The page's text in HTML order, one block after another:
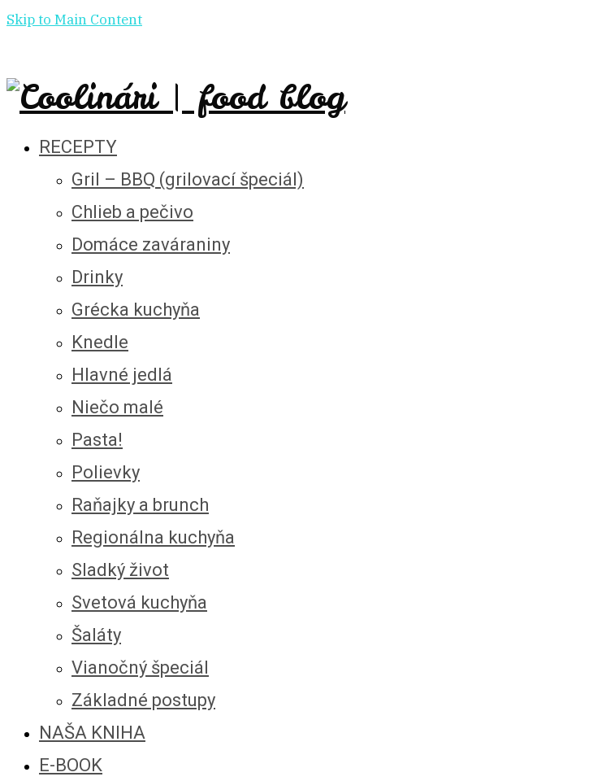
Skip to Main Content
RECEPTY
Gril – BBQ (grilovací špeciál)
Chlieb a pečivo
Domáce zaváraniny
Drinky
Grécka kuchyňa
Knedle
Hlavné jedlá
Niečo malé
Pasta!
Polievky
Raňajky a brunch
Regionálna kuchyňa
Sladký život
Svetová kuchyňa
Šaláty
Vianočný špeciál
Základné postupy
NAŠA KNIHA
E-BOOK